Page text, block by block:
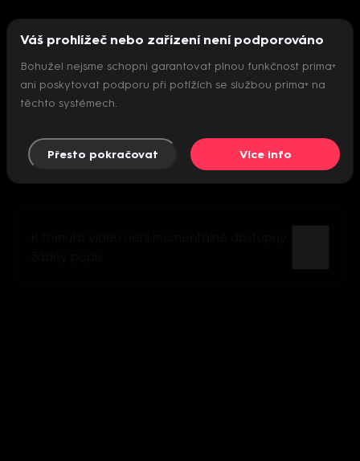
Nepodařilo se inicializovat přehrávač
Váš prohlížeč nebo zařízení není podporováno
Bohužel nejsme schopni garantovat plnou funkčnost prima+
ani poskytovat podporu při potížích se službou prima+ na
těchto systémech.
Přesto pokračovat Více info